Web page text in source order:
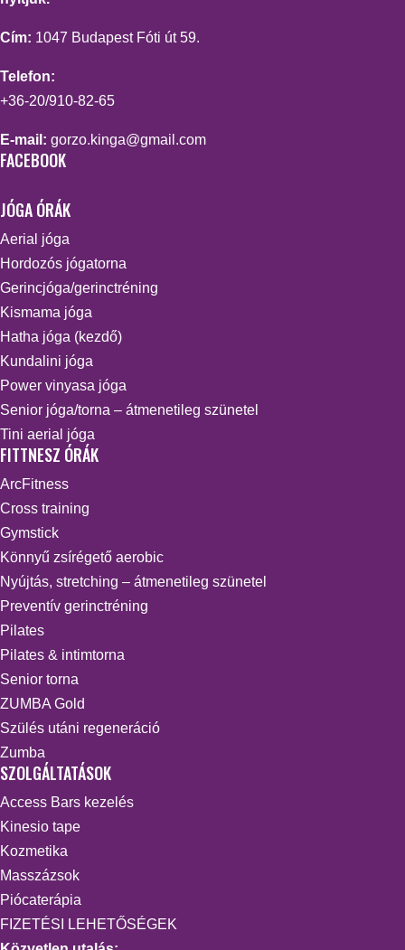
Cím: 1047 Budapest Fóti út 59.
Telefon:
+36-20/910-82-65
E-mail: gorzo.kinga@gmail.com
FACEBOOK
JÓGA ÓRÁK
Aerial jóga
Hordozós jógatorna
Gerincjóga/gerinctréning
Kismama jóga
Hatha jóga (kezdő)
Kundalini jóga
Power vinyasa jóga
Senior jóga/torna – átmenetileg szünetel
Tini aerial jóga
FITTNESZ ÓRÁK
ArcFitness
Cross training
Gymstick
Könnyű zsírégető aerobic
Nyújtás, stretching – átmenetileg szünetel
Preventív gerinctréning
Pilates
Pilates & intimtorna
Senior torna
ZUMBA Gold
Szülés utáni regeneráció
Zumba
SZOLGÁLTATÁSOK
Access Bars kezelés
Kinesio tape
Kozmetika
Masszázsok
Piócaterápia
FIZETÉSI LEHETŐSÉGEK